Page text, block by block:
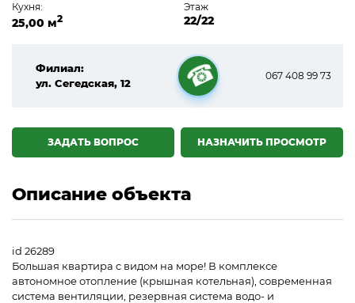
Кухня:
25,00 м2
Этаж
22/22
Филиал:
ул. Сегедская, 12
☎
067 408 99 73
НАЗНАЧИТЬ ПРОСМОТР
ЗАДАТЬ ВОПРОС
Описание объекта
id 26289
Большая квартира c видом на море! В комплексе
автономное отопление (крышная котельная), современная
система вентиляции, резервная система водо- и